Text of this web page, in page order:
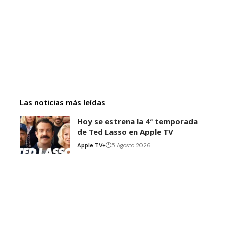
Las noticias más leídas
Hoy se estrena la 4ª temporada
de Ted Lasso en Apple TV
Apple TV+ 5 Agosto 2026